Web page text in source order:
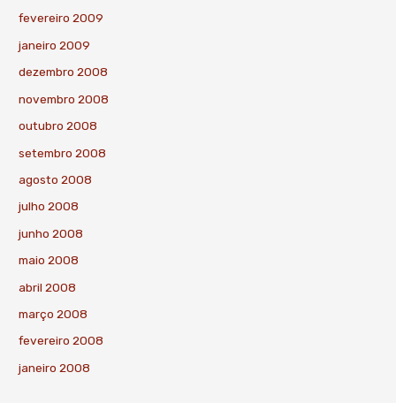
fevereiro 2009
janeiro 2009
dezembro 2008
novembro 2008
outubro 2008
setembro 2008
agosto 2008
julho 2008
junho 2008
maio 2008
abril 2008
março 2008
fevereiro 2008
janeiro 2008